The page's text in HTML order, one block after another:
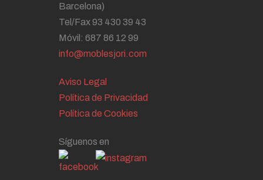
Barcelona)
Tel/Fax 93 430 39 43
Móvil: 687 86 12 99
info@moblesjori.com
Aviso Legal
Política de Privacidad
Política de Cookies
Síguenos en